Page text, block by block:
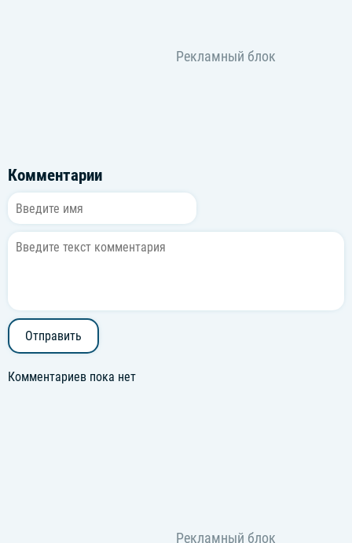
Комментарии
Отправить
Комментариев пока нет